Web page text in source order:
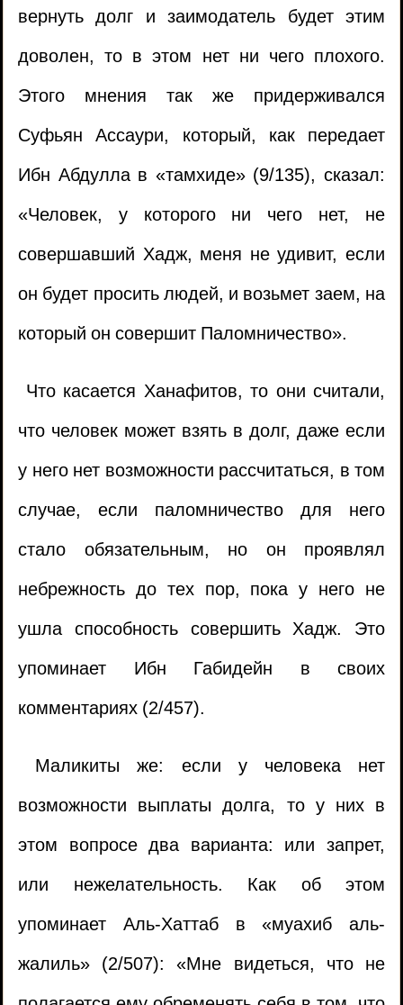
вернуть долг и заимодатель будет этим
доволен, то в этом нет ни чего плохого.
Этого мнения так же придерживался
Суфьян Ассаури, который, как передает
Ибн Абдулла в «тамхиде» (9/135), сказал:
«Человек, у которого ни чего нет, не
совершавший Хадж, меня не удивит, если
он будет просить людей, и возьмет заем, на
который он совершит Паломничество».
Что касается Ханафитов, то они считали,
что человек может взять в долг, даже если
у него нет возможности рассчитаться, в том
случае, если паломничество для него
стало обязательным, но он проявлял
небрежность до тех пор, пока у него не
ушла способность совершить Хадж. Это
упоминает Ибн Габидейн в своих
комментариях (2/457).
Маликиты же: если у человека нет
возможности выплаты долга, то у них в
этом вопросе два варианта: или запрет,
или нежелательность. Как об этом
упоминает Аль-Хаттаб в «муахиб аль-
жалиль» (2/507): «Мне видеться, что не